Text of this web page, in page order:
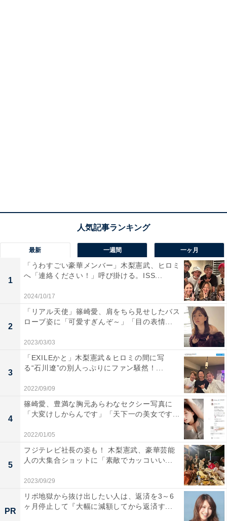
最新 一週間 一ヶ月
1
「うわすごい豪華メンバー」木梨憲武、ヒロミ
へ「連絡ください！」呼び掛ける。ISS...
2024/10/17
2
「リアル天使」篠崎愛、肩をちら見せしたバス
ローブ姿に「可愛すぎんぞ～」「目の表情...
2023/03/03
3
「EXILEかと」木梨憲武＆ヒロミの間に写
る“石川遼”の別人っぷりにファン騒然！...
2022/09/09
4
篠崎愛、豊満な胸元あらわなセクシー写真に
「大変けしからんです」「天下一の美女です...
2022/01/05
5
フジテレビ社長の姿も！ 木梨憲武、豪華芸能
人の大集合ショットに「素敵でカッコいい...
2023/09/29
PR
リボ地獄から抜け出したい人は、返済を3～6
ヶ月停止して『大幅に減額してから返済す...